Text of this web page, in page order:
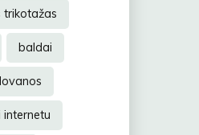
trikotažas
baldai